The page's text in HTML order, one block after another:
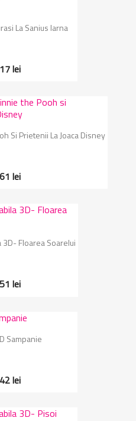
La Sanius Iarna
lei
Si Prietenii La Joaca Disney
lei
Floarea Soarelui
lei
Sampanie
lei